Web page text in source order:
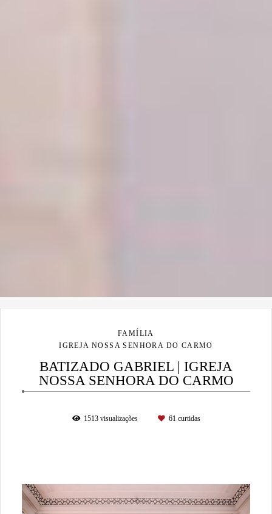
FAMÍLIA
IGREJA NOSSA SENHORA DO CARMO
BATIZADO GABRIEL | IGREJA
NOSSA SENHORA DO CARMO
1513visualizações 61curtidas